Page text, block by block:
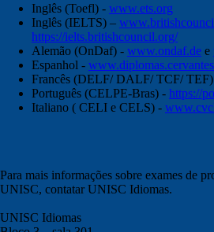
Inglês (Toefl) - www.ets.org
Inglês (IELTS) –
https://ielts.britishcouncil.org/
Alemão (OnDaf) - www.ondaf.de e
Espanhol -
Francês (DELF/ DALF/ TCF/
Português (CELPE-Bras) - https://
Italiano ( CELI e CELS) -
Para mais informações sobre exames de
UNISC, contatar UNISC Idiomas.
UNISC Idiomas